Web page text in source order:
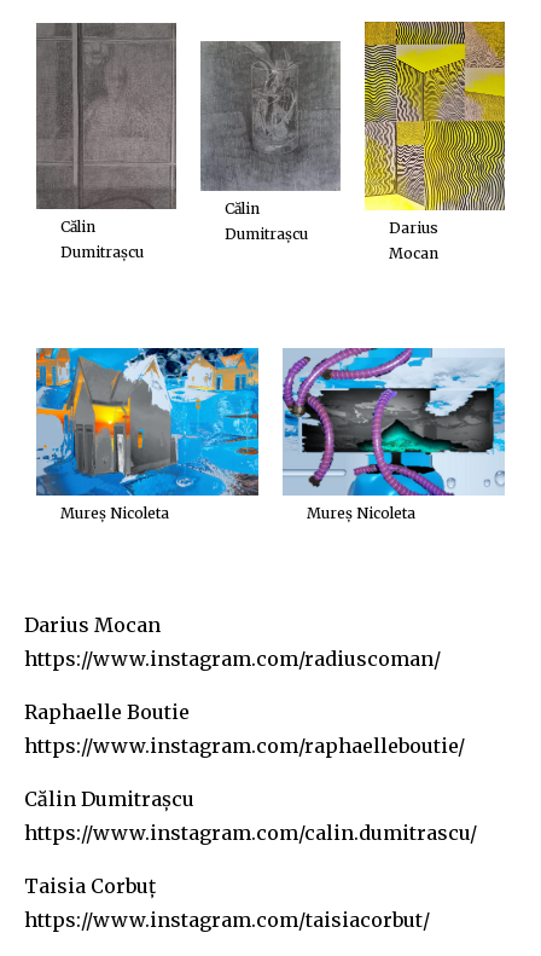
Călin
Dumitrașcu
Călin
Dumitrașcu
Darius
Mocan
Mureș Nicoleta Mureș Nicoleta
Darius Mocan
https://www.instagram.com/radiuscoman/
Raphaelle Boutie
https://www.instagram.com/raphaelleboutie/
Călin Dumitrașcu
https://www.instagram.com/calin.dumitrascu/
Taisia Corbuț
https://www.instagram.com/taisiacorbut/